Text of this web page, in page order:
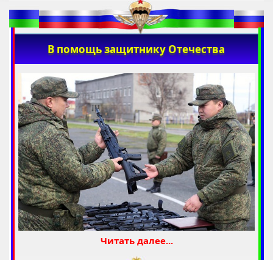
В помощь защитнику Отечества
Читать далее...